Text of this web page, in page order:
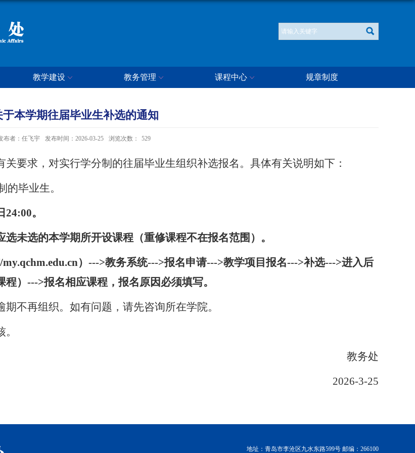
教学建设 教务管理 课程中心 规章制度
于本学期往届毕业生补选的通知
布者：任飞宇 发布时间：2026-03-25 浏览次数： 529
要求，对实行学分制的往届毕业生组织补选报名。具体有关说明如下：
的毕业生。
。
未选的本学期所开设课程（重修课程不在报名范围）。
） --->教务系统--->报名申请--->教学项目报名--->补选--->进入后
）--->报名相应课程，报名原因必须填写。
不再组织。如有问题，请先咨询所在学院。
教务处
2026-3-25
地址：青岛市李沧区九水东路599号 邮编：266100